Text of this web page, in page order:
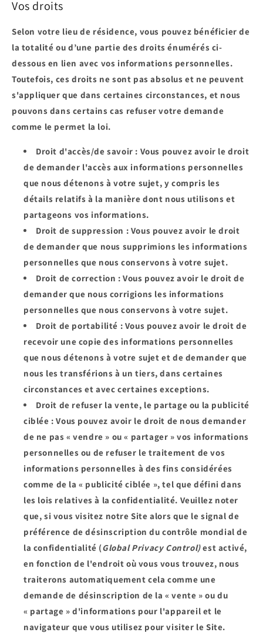
Vos droits
Selon votre lieu de résidence, vous pouvez bénéficier de
la totalité ou d’une partie des droits énumérés ci-
dessous en lien avec vos informations personnelles.
Toutefois, ces droits ne sont pas absolus et ne peuvent
s'appliquer que dans certaines circonstances, et nous
pouvons dans certains cas refuser votre demande
comme le permet la loi.
Droit d'accès/de savoir : Vous pouvez avoir le droit
de demander l'accès aux informations personnelles
que nous détenons à votre sujet, y compris les
détails relatifs à la manière dont nous utilisons et
partageons vos informations.
Droit de suppression : Vous pouvez avoir le droit
de demander que nous supprimions les informations
personnelles que nous conservons à votre sujet.
Droit de correction : Vous pouvez avoir le droit de
demander que nous corrigions les informations
personnelles que nous conservons à votre sujet.
Droit de portabilité : Vous pouvez avoir le droit de
recevoir une copie des informations personnelles
que nous détenons à votre sujet et de demander que
nous les transférions à un tiers, dans certaines
circonstances et avec certaines exceptions.
Droit de refuser la vente, le partage ou la publicité
ciblée : Vous pouvez avoir le droit de nous demander
de ne pas « vendre » ou « partager » vos informations
personnelles ou de refuser le traitement de vos
informations personnelles à des fins considérées
comme de la « publicité ciblée », tel que défini dans
les lois relatives à la confidentialité. Veuillez noter
que, si vous visitez notre Site alors que le signal de
préférence de désinscription du contrôle mondial de
la confidentialité (Global Privacy Control)est activé,
en fonction de l'endroit où vous vous trouvez, nous
traiterons automatiquement cela comme une
demande de désinscription de la « vente » ou du
« partage » d'informations pour l'appareil et le
navigateur que vous utilisez pour visiter le Site.